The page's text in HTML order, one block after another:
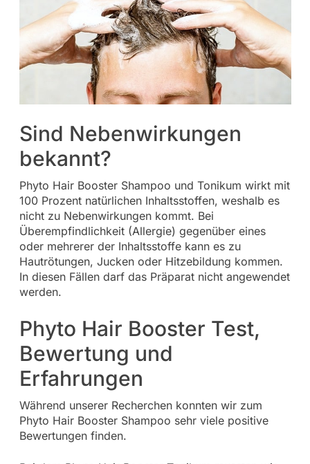
Sind Nebenwirkungen
bekannt?
Phyto Hair Booster Shampoo und Tonikum wirkt mit
100 Prozent natürlichen Inhaltsstoffen, weshalb es
nicht zu Nebenwirkungen kommt. Bei
Überempfindlichkeit (Allergie) gegenüber eines
oder mehrerer der Inhaltsstoffe kann es zu
Hautrötungen, Jucken oder Hitzebildung kommen.
In diesen Fällen darf das Präparat nicht angewendet
werden.
Phyto Hair Booster Test,
Bewertung und
Erfahrungen
Während unserer Recherchen konnten wir zum
Phyto Hair Booster Shampoo sehr viele positive
Bewertungen finden.